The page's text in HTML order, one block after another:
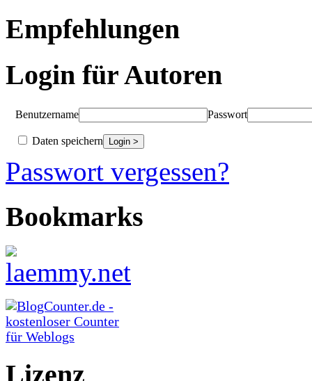
Empfehlungen
Login für Autoren
Benutzername Passwort
Daten speichern
Passwort vergessen?
Bookmarks
Lizenz